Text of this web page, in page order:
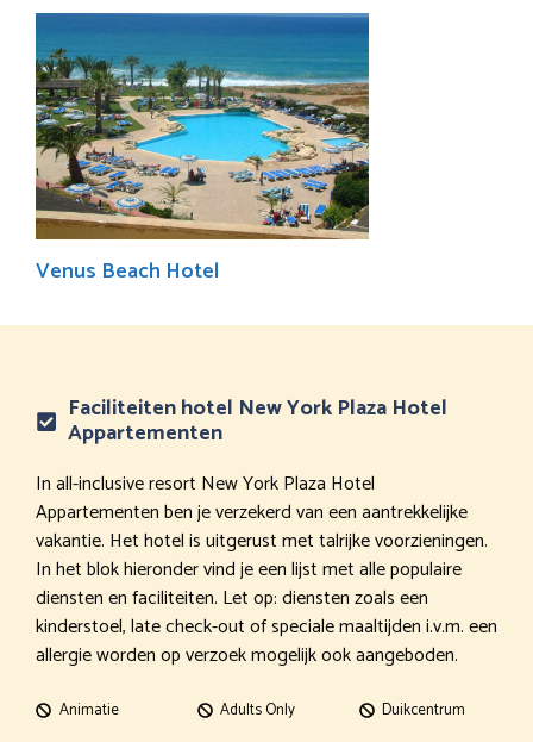
Venus Beach Hotel
Faciliteiten hotel New York Plaza Hotel
Appartementen
In all-inclusive resort New York Plaza Hotel
Appartementen ben je verzekerd van een aantrekkelijke
vakantie. Het hotel is uitgerust met talrijke voorzieningen.
In het blok hieronder vind je een lijst met alle populaire
diensten en faciliteiten. Let op: diensten zoals een
kinderstoel, late check-out of speciale maaltijden i.v.m. een
allergie worden op verzoek mogelijk ook aangeboden.
Animatie
Adults Only
Duikcentrum